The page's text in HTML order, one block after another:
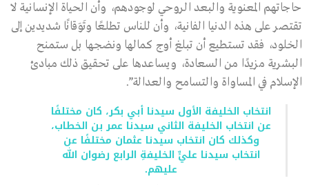
حاجاتهم المعنوية والبعد الروحي لوجودهم، وأن الحياة الإنسانية لا
تقتصر على هذه الدنيا الفانية، وأن للناس تطلعًا وتَوَقانًا شديدين إلى
الخلود، فقد تستطيع أن تبلغ أوج كمالها ونضجها بل ستمنح
البشرية مزيدًا من السعادة، ويساعدها على تحقيق ذلك مبادئ
الإسلام في المساواة والتسامح والعدالة”.
انتخاب الخليفة الأول سيدنا أبي بكر، كان مختلفًا
عن انتخاب الخليفة الثاني سيدنا عمر بن الخطاب،
وكذلك كان انتخاب سيدنا عثمان مختلفًا عن
انتخاب سيدنا عليٍّ الخليفةِ الرابع رضوان الله
عليهم.